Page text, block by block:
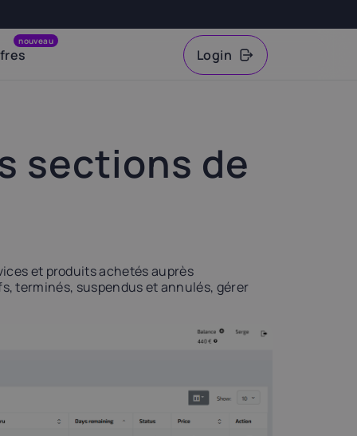
nouveau
Login
sections de
et produits achetés auprès
terminés, suspendus et annulés, gérer